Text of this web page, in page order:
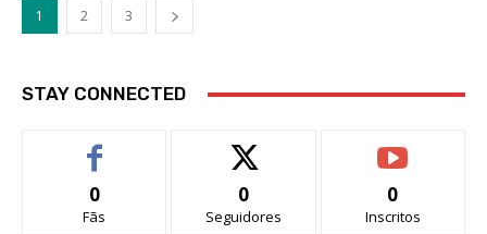
1 2 3
STAY CONNECTED
0
Fãs
0
Seguidores
0
Inscritos